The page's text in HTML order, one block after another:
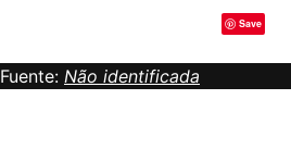
Save
Fuente: Não identificada